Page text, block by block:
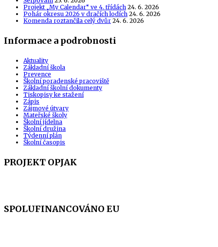
Projekt „My Calendar“ ve 4. třídách 24. 6. 2026
Pohár okresu 2026 v dračích lodích 24. 6. 2026
Komenda roztančila celý dvůr 24. 6. 2026
Informace a podrobnosti
Aktuality
Základní škola
Prevence
Školní poradenské pracoviště
Základní školní dokumenty
Tiskopisy ke stažení
Zápis
Zájmové útvary
Mateřské školy
Školní jídelna
Školní družina
Týdenní plán
Školní časopis
PROJEKT OPJAK
SPOLUFINANCOVÁNO EU